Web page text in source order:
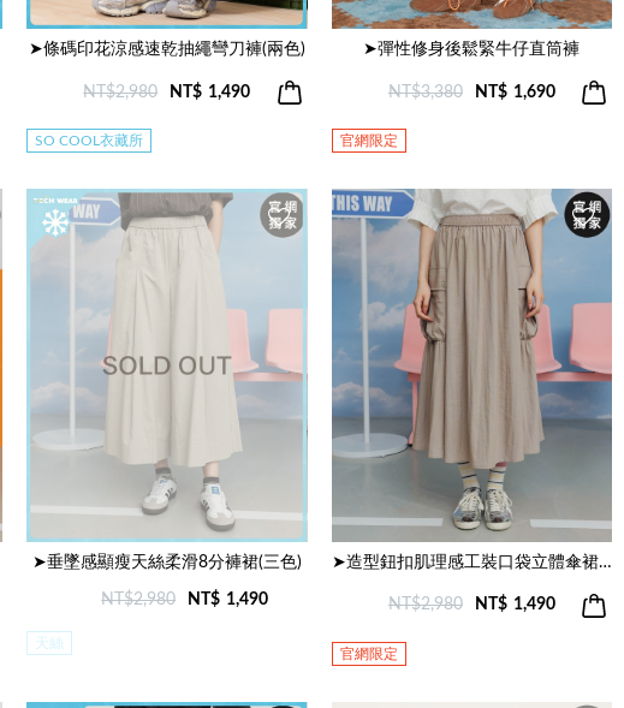
➤條碼印花涼感速乾抽繩彎刀褲(兩色)
NT$2,980 NT$ 1,490
SO COOL衣藏所
➤彈性修身後鬆緊牛仔直筒褲
NT$3,380 NT$ 1,690
官網限定
➤垂墜感顯瘦天絲柔滑8分褲裙(三色)
NT$2,980 NT$ 1,490
天絲
➤造型鈕扣肌理感工裝口袋立體傘裙(兩色)
NT$2,980 NT$ 1,490
官網限定